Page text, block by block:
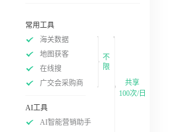
常用工具
海关数据
地图获客
在线搜
广交会采购商
不
限
AI工具
AI智能营销助手
共享
100次/日